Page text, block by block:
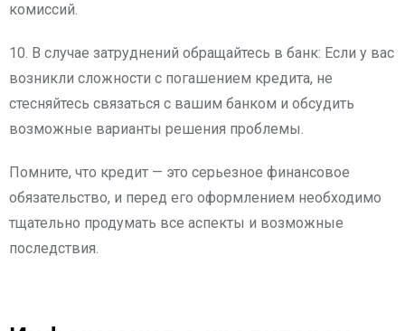
комиссий.
10. В случае затруднений обращайтесь в банк: Если у вас
возникли сложности с погашением кредита, не
стесняйтесь связаться с вашим банком и обсудить
возможные варианты решения проблемы.
Помните, что кредит — это серьезное финансовое
обязательство, и перед его оформлением необходимо
тщательно продумать все аспекты и возможные
последствия.